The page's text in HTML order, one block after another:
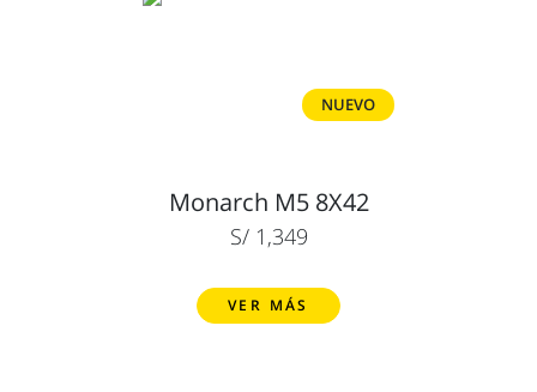
NUEVO
Monarch M5 8X42
S/ 1,349
VER MÁS